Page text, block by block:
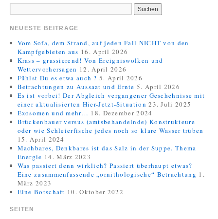
NEUESTE BEITRÄGE
Vom Sofa, dem Strand, auf jeden Fall NICHT von den
Kampfgebieten aus 16. April 2026
Krass – grassierend! Von Ereigniswolken und
Wettervorhersagen 12. April 2026
Fühlst Du es etwa auch ? 5. April 2026
Betrachtungen zu Aussaat und Ernte 5. April 2026
Es ist vorbei! Der Abgleich vergangener Geschehnisse mit
einer aktualisierten Hier-Jetzt-Situation 23. Juli 2025
Exosomen und mehr… 18. Dezember 2024
Brückenbauer versus (amtsbehandelnde) Konstrukteure
oder wie Schleierfische jedes noch so klare Wasser trüben
15. April 2024
Machbares, Denkbares ist das Salz in der Suppe. Thema
Energie 14. März 2023
Was passiert denn wirklich? Passiert überhaupt etwas?
Eine zusammenfassende „ornithologische“ Betrachtung 1.
März 2023
Eine Botschaft 10. Oktober 2022
SEITEN